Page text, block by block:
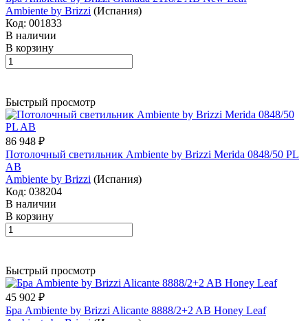
Ambiente by Brizzi (Испания)
Код: 001833
В наличии
В корзину
Быстрый просмотр
86 948 ₽
Потолочный светильник Ambiente by Brizzi Merida 0848/50 PL
AB
Ambiente by Brizzi (Испания)
Код: 038204
В наличии
В корзину
Быстрый просмотр
45 902 ₽
Бра Ambiente by Brizzi Alicante 8888/2+2 AB Honey Leaf